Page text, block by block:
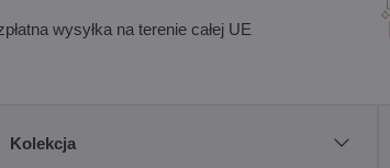
wysyłka na terenie całej UE
Kolekcja